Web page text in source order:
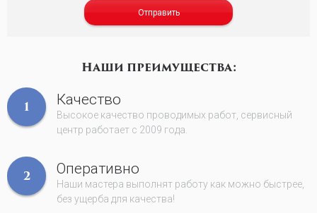
Отправить
Наши преимущества:
1 Качество
Высокое качество проводимых работ, сервисный
центр работает с 2009 года.
2 Оперативно
Наши мастера выполнят работу как можно быстрее,
без ущерба для качества!